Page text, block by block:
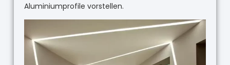
Aluminiumprofile vorstellen.